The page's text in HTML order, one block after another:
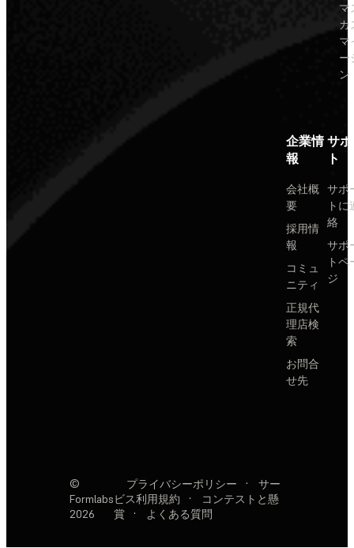
マ
カ
マ
ー
ン
企業情
報
会社概
要
採用情
報
コミュ
ニティ
正規代
理店検
索
お問合
せ先
サ
ト
サポ
トに
絡
サポ
トペ
ジ
©
Formlabs
2026
プライバシーポリシー ·
サー
ビス利用規約
·
コンテストと懸
賞
· よくある質問